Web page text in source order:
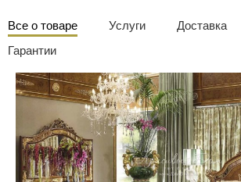
Все о товаре Услуги Доставка
Гарантии